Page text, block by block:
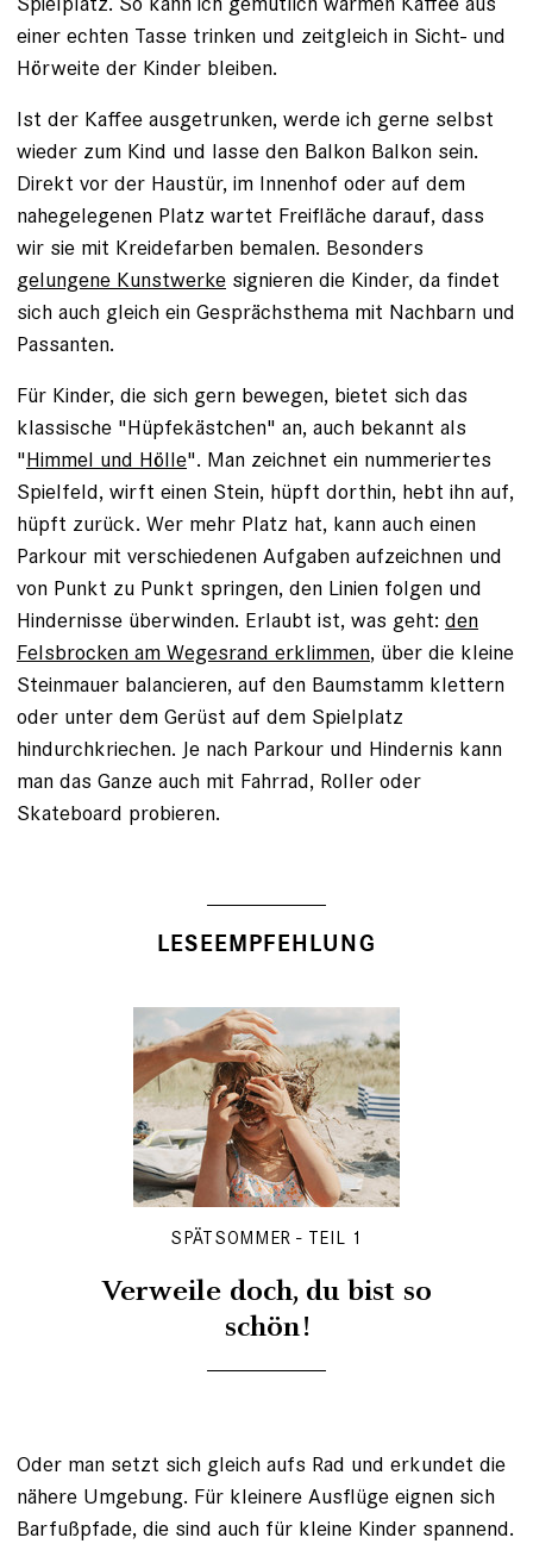
einer echten Tasse trinken und zeitgleich in Sicht- und
Hörweite der Kinder bleiben.
Ist der Kaffee ausgetrunken, werde ich gerne selbst
wieder zum Kind und lasse den Balkon Balkon sein.
Direkt vor der Haustür, im Innenhof oder auf dem
nahegelegenen Platz wartet Freifläche darauf, dass
wir sie mit Kreidefarben bemalen. Besonders
gelungene Kunstwerke signieren die Kinder, da findet
sich auch gleich ein Gesprächsthema mit Nachbarn und
Passanten.
Für Kinder, die sich gern bewegen, bietet sich das
klassische "Hüpfekästchen" an, auch bekannt als
"Himmel und Hölle". Man zeichnet ein nummeriertes
Spielfeld, wirft einen Stein, hüpft dorthin, hebt ihn auf,
hüpft zurück. Wer mehr Platz hat, kann auch einen
Parkour mit verschiedenen Aufgaben aufzeichnen und
von Punkt zu Punkt springen, den Linien folgen und
Hindernisse überwinden. Erlaubt ist, was geht: den
Felsbrocken am Wegesrand erklimmen, über die kleine
Steinmauer balancieren, auf den Baumstamm klettern
oder unter dem Gerüst auf dem Spielplatz
hindurchkriechen. Je nach Parkour und Hindernis kann
man das Ganze auch mit Fahrrad, Roller oder
Skateboard probieren.
LESEEMPFEHLUNG
SPÄTSOMMER - TEIL 1
Verweile doch, du bist so
schön!
Oder man setzt sich gleich aufs Rad und erkundet die
nähere Umgebung. Für kleinere Ausflüge eignen sich
Barfußpfade, die sind auch für kleine Kinder spannend.